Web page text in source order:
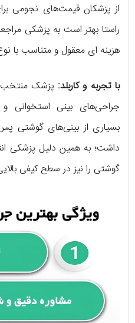
از پزشکان قیمت‌های نجومی
راستا بهتر است به پزشکی
هزینه ای معقول و متناسب با
با تجربه و کاربلد: پزشک منتخب
جراحی‌های بینی استخوانی
بسیاری از بینی‌های گوشتی
داشت؛ به همین دلیل پزشکی
گوشتی را نیز در سطح کیفی